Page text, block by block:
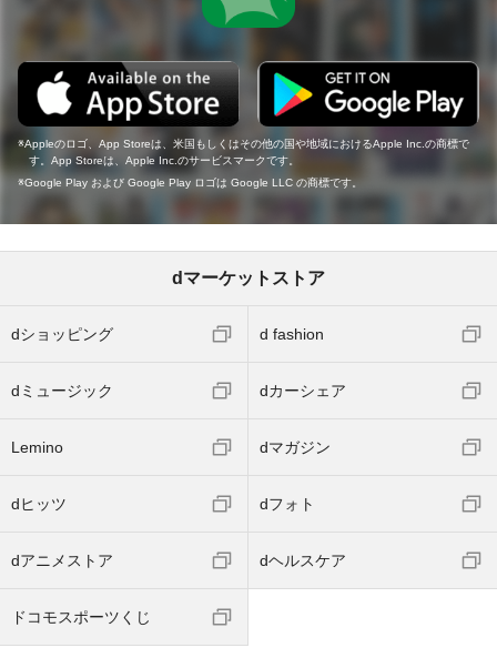
Appleのロゴ、App Storeは、米国もしくはその他の国や地域におけるApple Inc.の商標で
す。App Storeは、Apple Inc.のサービスマークです。
Google Play および Google Play ロゴは Google LLC の商標です。
dマーケットストア
dショッピング d fashion
dミュージック dカーシェア
Lemino dマガジン
dヒッツ dフォト
dアニメストア dヘルスケア
ドコモスポーツくじ